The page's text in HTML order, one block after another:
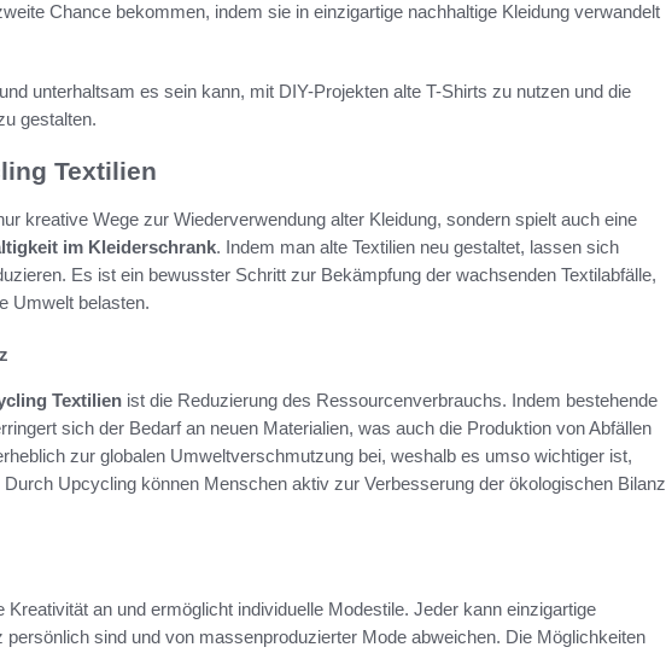
Chance bekommen, indem sie in einzigartige nachhaltige Kleidung verwandelt
unterhaltsam es sein kann, mit DIY-Projekten alte T-Shirts zu nutzen und die
gestalten.
Textilien
kreative Wege zur Wiederverwendung alter Kleidung, sondern spielt auch eine
im Kleiderschrank. Indem man alte Textilien neu gestaltet, lassen sich
Es ist ein bewusster Schritt zur Bekämpfung der wachsenden Textilabfälle,
Umwelt belasten.
Textilien ist die Reduzierung des Ressourcenverbrauchs. Indem bestehende
sich der Bedarf an neuen Materialien, was auch die Produktion von Abfällen
zur globalen Umweltverschmutzung bei, weshalb es umso wichtiger ist,
Upcycling können Menschen aktiv zur Verbesserung der ökologischen Bilanz
Kreativität an und ermöglicht individuelle Modestile. Jeder kann einzigartige
sind und von massenproduzierter Mode abweichen. Die Möglichkeiten